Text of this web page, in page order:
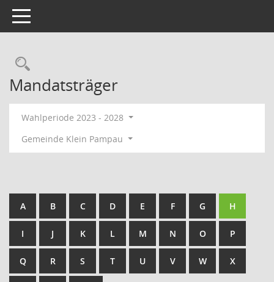
Toggle navigation
Rechercheauswahl
Mandatsträger
Wahlperiode 2023 - 2028
Gemeinde Klein Pampau
A B C D E F G H
I J K L M N O P
Q R S T U V W X